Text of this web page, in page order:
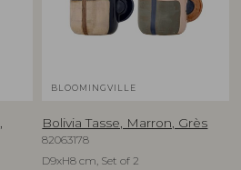
BLOOMINGVILLE
Bolivia Tasse, Marron, Grès
82063178
D9xH8 cm, Set of 2